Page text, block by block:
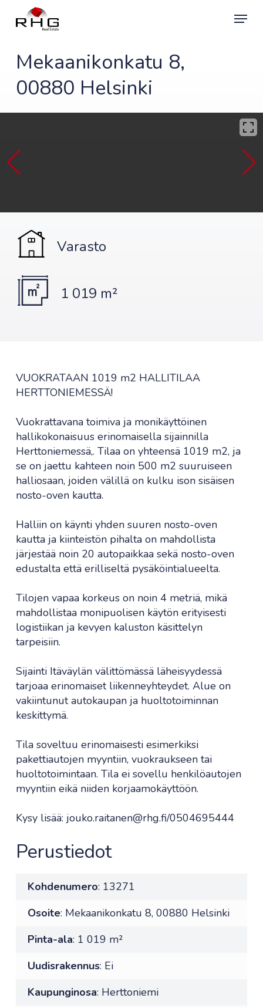
Menu
Mekaanikonkatu 8,
00880 Helsinki
Varasto
1 019 m²
VUOKRATAAN 1019 m2 HALLITILAA
HERTTONIEMESSÄ!
Vuokrattavana toimiva ja monikäyttöinen
hallikokonaisuus erinomaisella sijainnilla
Herttoniemessä,. Tilaa on yhteensä 1019 m2, ja
se on jaettu kahteen noin 500 m2 suuruiseen
halliosaan, joiden välillä on kulku ison sisäisen
nosto-oven kautta.
Halliin on käynti yhden suuren nosto-oven
kautta ja kiinteistön pihalta on mahdollista
järjestää noin 20 autopaikkaa sekä nosto-oven
edustalta että erilliseltä pysäköintialueelta.
Tilojen vapaa korkeus on noin 4 metriä, mikä
mahdollistaa monipuolisen käytön erityisesti
logistiikan ja kevyen kaluston käsittelyn
tarpeisiin.
Sijainti Itäväylän välittömässä läheisyydessä
tarjoaa erinomaiset liikenneyhteydet. Alue on
vakiintunut autokaupan ja huoltotoiminnan
keskittymä.
Tila soveltuu erinomaisesti esimerkiksi
pakettiautojen myyntiin, vuokraukseen tai
huoltotoimintaan. Tila ei sovellu henkilöautojen
myyntiin eikä niiden korjaamokäyttöön.
Kysy lisää: jouko.raitanen@rhg.fi/0504695444
Perustiedot
Kohdenumero: 13271
Osoite: Mekaanikonkatu 8, 00880 Helsinki
Pinta-ala: 1 019 m²
Uudisrakennus: Ei
Kaupunginosa: Herttoniemi